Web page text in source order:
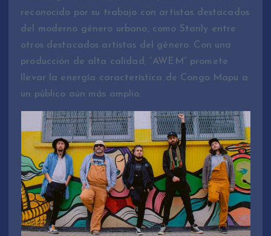
reconocido por su trabajo con artistas destacados
del moderno género urbano, como Stanly entre
otros destacados artistas del género. Con una
producción de alta calidad, “AWEM” promete
llevar la energía característica de Congo Mapu a
un público aún más amplio.